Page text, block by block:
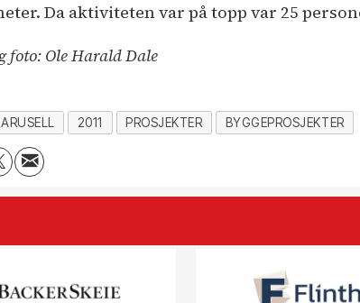
Da aktiviteten var på topp var 25
foto: Ole Harald Dale
2011 PROSJEKTER BYGGEPROSJEKTER